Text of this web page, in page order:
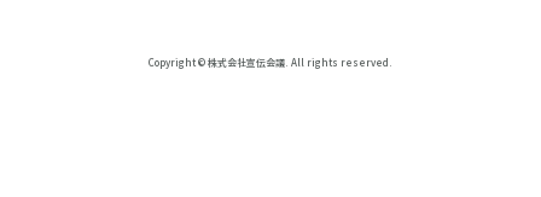
Copyright © 株式会社宣伝会議. All rights reserved.